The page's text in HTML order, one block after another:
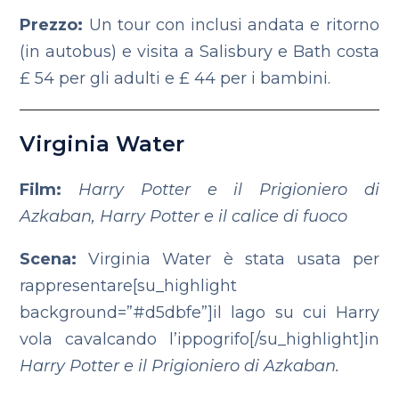
Prezzo: Un tour con inclusi andata e ritorno
(in autobus) e visita a Salisbury e Bath costa
£ 54 per gli adulti e £ 44 per i bambini.
Virginia Water
Film:
Harry Potter e il Prigioniero di
Azkaban, Harry Potter e il calice di fuoco
Scena:Virginia Water è stata usata per
rappresentare[su_highlight
background=”#d5dbfe”]il lago su cui Harry
vola cavalcando l’ippogrifo[/su_highlight]in
Harry Potter e il Prigioniero di Azkaban.